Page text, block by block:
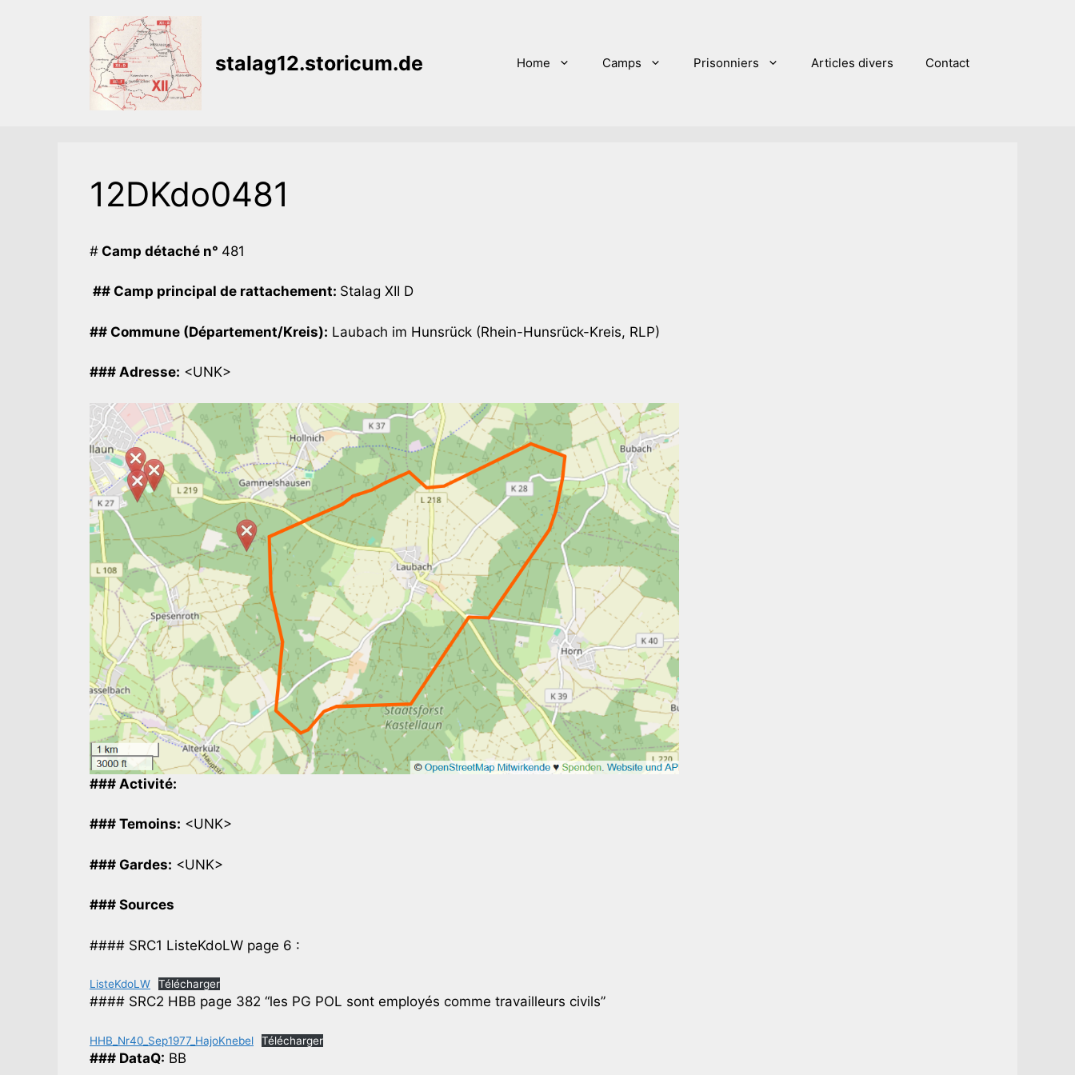
stalag12.storicum.de Home Camps Prisonniers Articles divers Contact
12DKdo0481
# Camp détaché n° 481
## Camp principal de rattachement: Stalag XII D
## Commune (Département/Kreis): Laubach im Hunsrück (Rhein-Hunsrück-Kreis, RLP)
### Adresse: <UNK>
### Activité:
### Temoins: <UNK>
### Gardes: <UNK>
### Sources
#### SRC1 ListeKdoLW page 6 :
ListeKdoLW Télécharger
#### SRC2 HBB page 382 “les PG POL sont employés comme travailleurs civils”
HHB_Nr40_Sep1977_HajoKnebel Télécharger
### DataQ: BB